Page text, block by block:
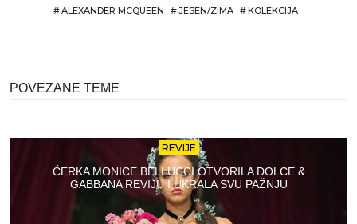
#ALEXANDER MCQUEEN #JESEN/ZIMA #KOLEKCIJA
POVEZANE TEME
REVIJE
ĆERKA MONICE BELLUCCI OTVORILA DOLCE &
GABBANA REVIJU I UKRALA SVU PAŽNJU